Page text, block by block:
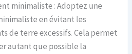
minimaliste : Adoptez une
en évitant les
de terre excessifs. Cela permet
autant que possible la